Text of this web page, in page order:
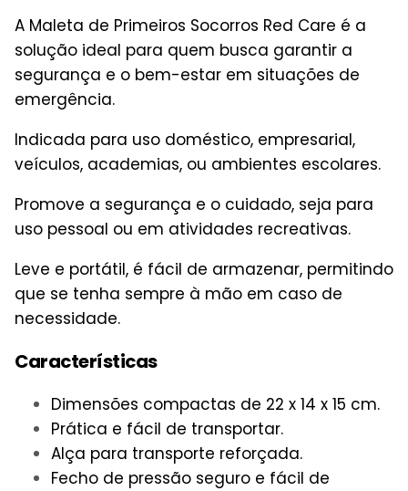
A Maleta de Primeiros Socorros Red Care é a
solução ideal para quem busca garantir a
segurança e o bem-estar em situações de
emergência.
Indicada para uso doméstico, empresarial,
veículos, academias, ou ambientes escolares.
Promove a segurança e o cuidado, seja para
uso pessoal ou em atividades recreativas.
Leve e portátil, é fácil de armazenar, permitindo
que se tenha sempre à mão em caso de
necessidade.
Características
Dimensões compactas de 22 x 14 x 15 cm.
Prática e fácil de transportar.
Alça para transporte reforçada.
Fecho de pressão seguro e fácil de